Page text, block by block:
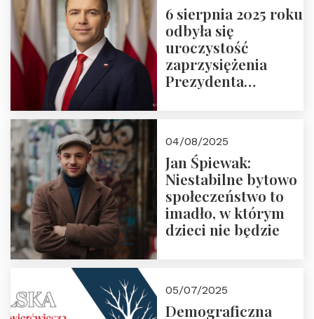
6 sierpnia 2025 roku
odbyła się
uroczystość
zaprzysiężenia
Prezydenta
Nawrockiego
04/08/2025
Jan Śpiewak:
Niestabilne bytowo
społeczeństwo to
imadło, w którym
dzieci nie będzie
05/07/2025
Demograficzna